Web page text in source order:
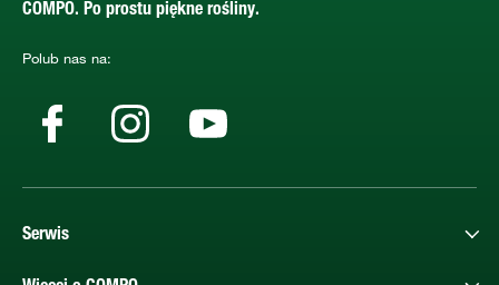
COMPO. Po prostu piękne rośliny.
Polub nas na:
Serwis